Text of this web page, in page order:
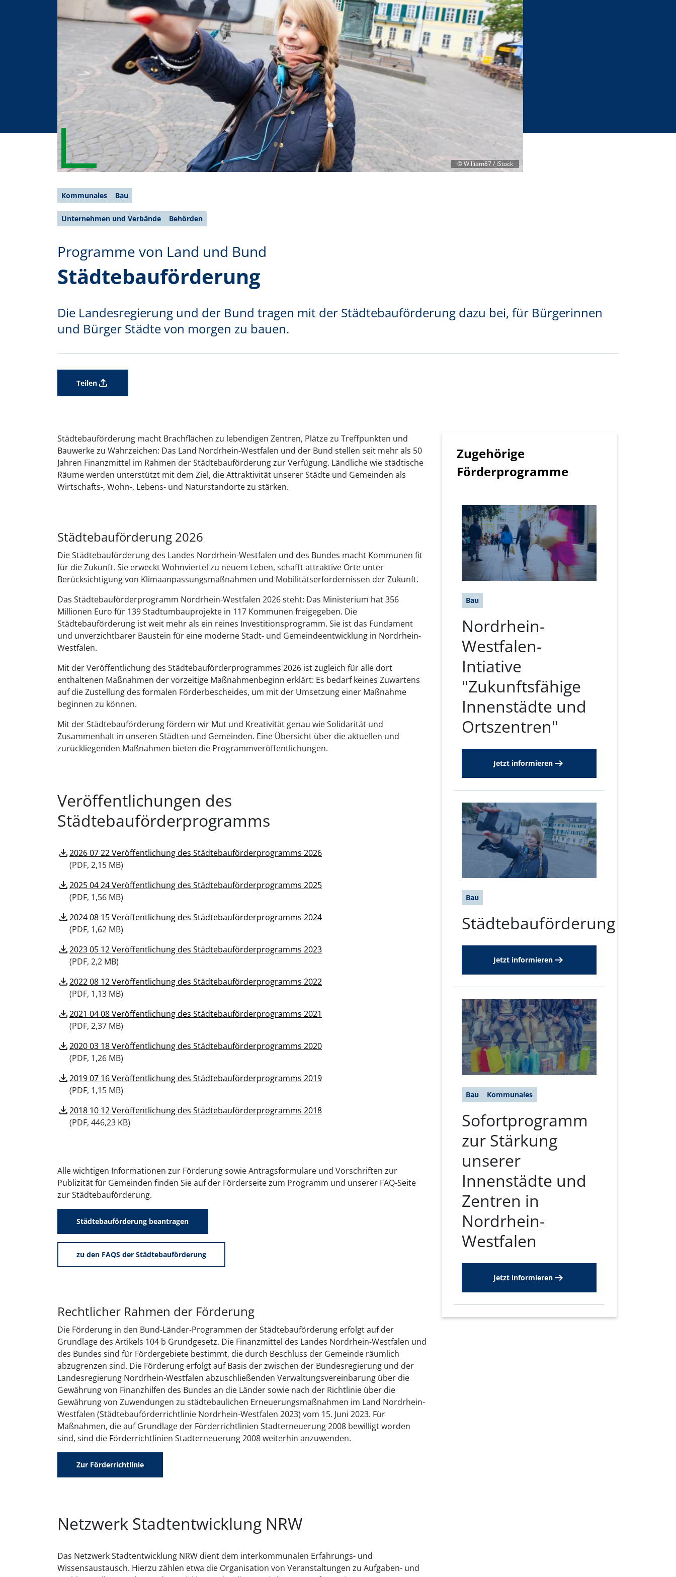
©William87 / iStock
Kommunales Bau
Unternehmen und Verbände Behörden
Programme von Land und Bund
Städtebauförderung
Die Landesregierung und der Bund tragen mit der Städtebauförderung dazu bei, für Bürgerinnen
und Bürger Städte von morgen zu bauen.
Teilen
Städtebauförderung macht Brachflächen zu lebendigen Zentren, Plätze zu Treffpunkten und
Bauwerke zu Wahrzeichen: Das Land Nordrhein-Westfalen und der Bund stellen seit mehr als 50
Jahren Finanzmittel im Rahmen der Städtebauförderung zur Verfügung. Ländliche wie städtische
Räume werden unterstützt mit dem Ziel, die Attraktivität unserer Städte und Gemeinden als
Wirtschafts-, Wohn-, Lebens- und Naturstandorte zu stärken.
Städtebauförderung 2026
Die Städtebauförderung des Landes Nordrhein-Westfalen und des Bundes macht Kommunen fit
für die Zukunft. Sie erweckt Wohnviertel zu neuem Leben, schafft attraktive Orte unter
Berücksichtigung von Klimaanpassungsmaßnahmen und Mobilitätserfordernissen der Zukunft.
Das Städtebauförderprogramm Nordrhein-Westfalen 2026 steht: Das Ministerium hat 356
Millionen Euro für 139 Stadtumbauprojekte in 117 Kommunen freigegeben. Die
Städtebauförderung ist weit mehr als ein reines Investitionsprogramm. Sie ist das Fundament
und unverzichtbarer Baustein für eine moderne Stadt- und Gemeindeentwicklung in Nordrhein-
Westfalen.
Mit der Veröffentlichung des Städtebauförderprogrammes 2026 ist zugleich für alle dort
enthaltenen Maßnahmen der vorzeitige Maßnahmenbeginn erklärt: Es bedarf keines Zuwartens
auf die Zustellung des formalen Förderbescheides, um mit der Umsetzung einer Maßnahme
beginnen zu können.
Mit der Städtebauförderung fördern wir Mut und Kreativität genau wie Solidarität und
Zusammenhalt in unseren Städten und Gemeinden. Eine Übersicht über die aktuellen und
zurückliegenden Maßnahmen bieten die Programmveröffentlichungen.
Veröffentlichungen des
Städtebauförderprogramms
download2026 07 22 Veröffentlichung des Städtebauförderprogramms 2026
(PDF, 2,15 MB)
download2025 04 24 Veröffentlichung des Städtebauförderprogramms 2025
(PDF, 1,56 MB)
download2024 08 15 Veröffentlichung des Städtebauförderprogramms 2024
(PDF, 1,62 MB)
download2023 05 12 Veröffentlichung des Städtebauförderprogramms 2023
(PDF, 2,2 MB)
download2022 08 12 Veröffentlichung des Städtebauförderprogramms 2022
(PDF, 1,13 MB)
download2021 04 08 Veröffentlichung des Städtebauförderprogramms 2021
(PDF, 2,37 MB)
download2020 03 18 Veröffentlichung des Städtebauförderprogramms 2020
(PDF, 1,26 MB)
download2019 07 16 Veröffentlichung des Städtebauförderprogramms 2019
(PDF, 1,15 MB)
download2018 10 12 Veröffentlichung des Städtebauförderprogramms 2018
(PDF, 446,23 KB)
Alle wichtigen Informationen zur Förderung sowie Antragsformulare und Vorschriften zur
Publizität für Gemeinden finden Sie auf der Förderseite zum Programm und unserer FAQ-Seite
zur Städtebauförderung.
Städtebauförderung beantragen
zu den FAQS der Städtebauförderung
Rechtlicher Rahmen der Förderung
Die Förderung in den Bund-Länder-Programmen der Städtebauförderung erfolgt auf der
Grundlage des Artikels 104 b Grundgesetz. Die Finanzmittel des Landes Nordrhein-Westfalen und
des Bundes sind für Fördergebiete bestimmt, die durch Beschluss der Gemeinde räumlich
abzugrenzen sind. Die Förderung erfolgt auf Basis der zwischen der Bundesregierung und der
Landesregierung Nordrhein-Westfalen abzuschließenden Verwaltungsvereinbarung über die
Gewährung von Finanzhilfen des Bundes an die Länder sowie nach der Richtlinie über die
Gewährung von Zuwendungen zu städtebaulichen Erneuerungsmaßnahmen im Land Nordrhein-
Westfalen (Städtebauförderrichtlinie Nordrhein-Westfalen 2023) vom 15. Juni 2023. Für
Maßnahmen, die auf Grundlage der Förderrichtlinien Stadterneuerung 2008 bewilligt worden
sind, sind die Förderrichtlinien Stadterneuerung 2008 weiterhin anzuwenden.
Zur Förderrichtlinie
Netzwerk Stadtentwicklung NRW
Das Netzwerk Stadtentwicklung NRW dient dem interkommunalen Erfahrungs- und
Wissensaustausch. Hierzu zählen etwa die Organisation von Veranstaltungen zu Aufgaben- und
Zugehörige
Förderprogramme
Bau
Nordrhein-
Westfalen-
Intiative
"Zukunftsfähige
Innenstädte und
Ortszentren"
Jetzt informieren
Bau
Städtebauförderung
Jetzt informieren
Bau Kommunales
Sofortprogramm
zur Stärkung
unserer
Innenstädte und
Zentren in
Nordrhein-
Westfalen
Jetzt informieren